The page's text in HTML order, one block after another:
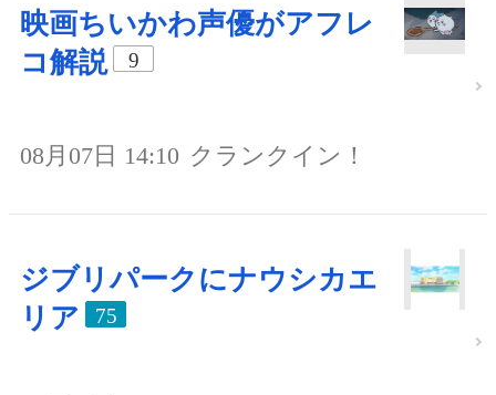
映画ちいかわ声優がアフレ
コ解説
9
08月07日 14:10 クランクイン！
ジブリパークにナウシカエ
リア
75